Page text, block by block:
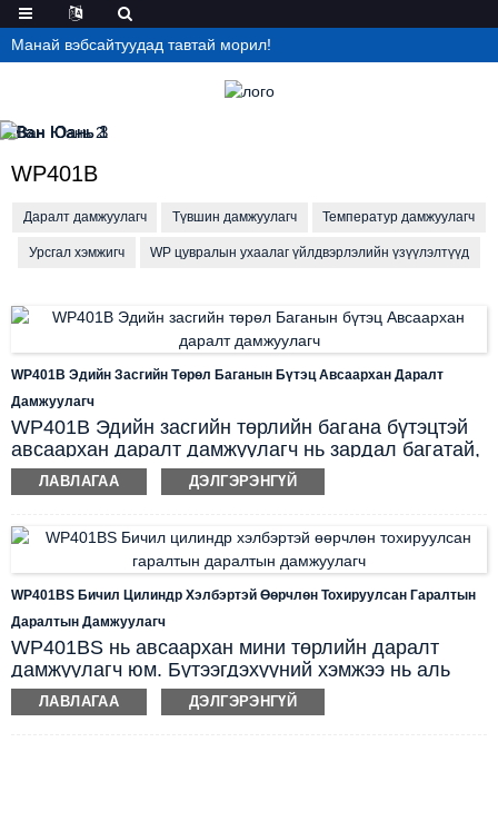
Манай вэбсайтуудад тавтай морил!
WP401B
Даралт дамжуулагч Түвшин дамжуулагч Температур дамжуулагч
Урсгал хэмжигч WP цувралын ухаалаг үйлдвэрлэлийн үзүүлэлтүүд
WP401B Эдийн Засгийн Төрөл Баганын Бүтэц Авсаархан Даралт
Дамжуулагч
WP401B Эдийн засгийн төрлийн багана бүтэцтэй
авсаархан даралт дамжуулагч нь зардал багатай,
тохиромжтой даралтын хяналтын шийдэлтэй.
Хөнгөн цилиндр хэлбэртэй хийц нь ашиглахад
автоматжуулалтын хэрэглээнд нарийн төвөгтэй
орон зайд суурилуулахад уян хатан байдаг.
ЛАВЛАГАА ДЭЛГЭРЭНГҮЙ
WP401BS Бичил Цилиндр Хэлбэртэй Өөрчлөн Тохируулсан Гаралтын
Даралтын Дамжуулагч
WP401BS нь авсаархан мини төрлийн даралт
дамжуулагч юм. Бүтээгдэхүүний хэмжээ нь аль
болох нимгэн, хөнгөн, хямд өртөгтэй, бүрэн
зэвэрдэггүй гангаар хийгдсэн. M12 нисэхийн утсан
ЛАВЛАГАА ДЭЛГЭРЭНГҮЙ